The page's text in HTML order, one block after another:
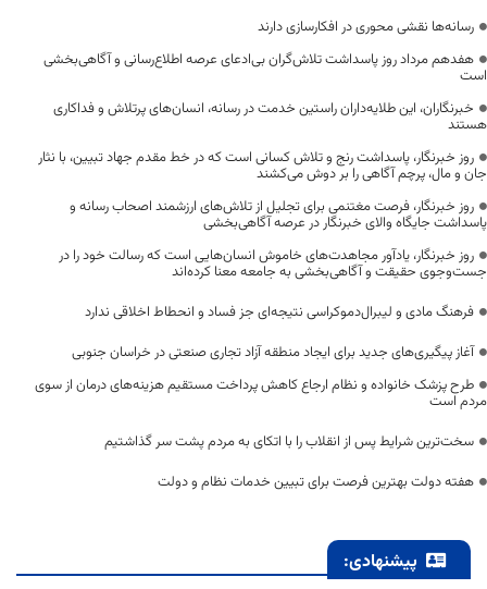
رسانه‌ها نقشی محوری در افکارسازی دارند
هفدهم مرداد روز پاسداشت تلاش‌گران بی‌ادعای عرصه اطلاع‌رسانی و آگاهی‌بخشی
است
خبرنگاران، این طلایه‌داران راستین خدمت در رسانه، انسان‌های پرتلاش و فداکاری
هستند
روز خبرنگار، پاسداشت رنج و تلاش کسانی است که در خط مقدم جهاد تبیین، با نثار
جان و مال، پرچم آگاهی را بر دوش می‌کشند
روز خبرنگار، فرصت مغتنمی برای تجلیل از تلاش‌های ارزشمند اصحاب رسانه و
پاسداشت جایگاه والای خبرنگار در عرصه آگاهی‌بخشی
روز خبرنگار، یادآور مجاهدت‌های خاموش انسان‌هایی است که رسالت خود را در
جست‌وجوی حقیقت و آگاهی‌بخشی به جامعه معنا کرده‌اند
فرهنگ مادی و لیبرال‌دموکراسی نتیجه‌ای جز فساد و انحطاط اخلاقی ندارد
آغاز پیگیری‌های جدید برای ایجاد منطقه آزاد تجاری صنعتی در خراسان جنوبی
طرح پزشک خانواده و نظام ارجاع کاهش پرداخت مستقیم هزینه‌های درمان از سوی
مردم است
سخت‌ترین شرایط پس از انقلاب را با اتکای به مردم پشت سر گذاشتیم
هفته دولت بهترین فرصت برای تبیین خدمات نظام و دولت
پیشنهادی: